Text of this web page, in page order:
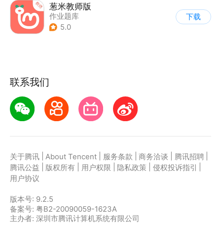
葱米教师版
作业题库
5.0
下载
联系我们
关于腾讯 About Tencent 服务条款 商务洽谈 腾讯招聘
腾讯公益
版权所有 用户权限 隐私政策 侵权投诉指引
用户协议
版本号: 9.2.5
备案号: 粤B2-20090059-1623A
主办者: 深圳市腾讯计算机系统有限公司